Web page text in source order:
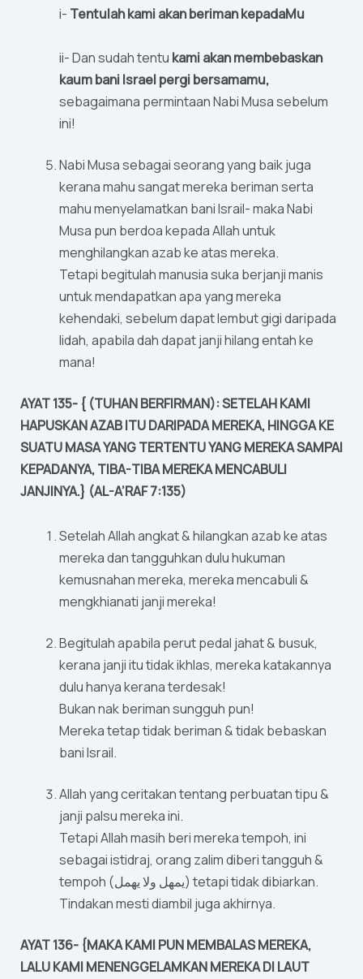
i- Tentulah kami akan beriman kepadaMu
ii- Dan sudah tentu kami akan membebaskan
kaum bani Israel pergi bersamamu,
sebagaimana permintaan Nabi Musa sebelum
ini!
Nabi Musa sebagai seorang yang baik juga
kerana mahu sangat mereka beriman serta
mahu menyelamatkan bani Israil- maka Nabi
Musa pun berdoa kepada Allah untuk
menghilangkan azab ke atas mereka.
Tetapi begitulah manusia suka berjanji manis
untuk mendapatkan apa yang mereka
kehendaki, sebelum dapat lembut gigi daripada
lidah, apabila dah dapat janji hilang entah ke
mana!
AYAT 135- { (TUHAN BERFIRMAN): SETELAH KAMI
HAPUSKAN AZAB ITU DARIPADA MEREKA, HINGGA KE
SUATU MASA YANG TERTENTU YANG MEREKA SAMPAI
KEPADANYA, TIBA-TIBA MEREKA MENCABULI
JANJINYA.} (AL-A’RAF 7:135)
Setelah Allah angkat & hilangkan azab ke atas
mereka dan tangguhkan dulu hukuman
kemusnahan mereka, mereka mencabuli &
mengkhianati janji mereka!
Begitulah apabila perut pedal jahat & busuk,
kerana janji itu tidak ikhlas, mereka katakannya
dulu hanya kerana terdesak!
Bukan nak beriman sungguh pun!
Mereka tetap tidak beriman & tidak bebaskan
bani Israil.
Allah yang ceritakan tentang perbuatan tipu &
janji palsu mereka ini.
Tetapi Allah masih beri mereka tempoh, ini
sebagai istidraj, orang zalim diberi tangguh &
tempoh (يمهل ولا يهمل) tetapi tidak dibiarkan.
Tindakan mesti diambil juga akhirnya.
AYAT 136- {MAKA KAMI PUN MEMBALAS MEREKA,
LALU KAMI MENENGGELAMKAN MEREKA DI LAUT